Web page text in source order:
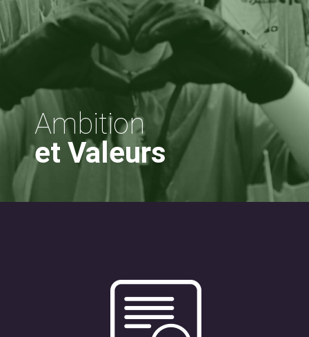
Ambition
et Valeurs